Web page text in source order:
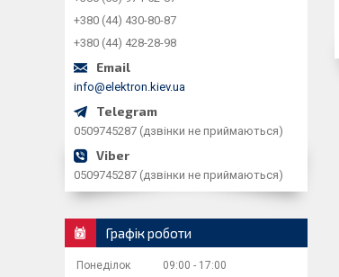
+380 (44) 430-80-87
+380 (44) 428-28-98
info@elektron.kiev.ua
0509745287 (дзвінки не приймаються)
0509745287 (дзвінки не приймаються)
Графік роботи
Понеділок 09:00
17:00